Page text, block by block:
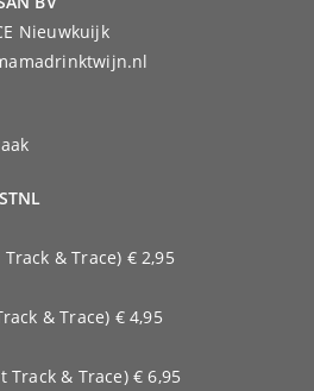
Nieuwkuijk
& Trace) € 2,95
& Trace) € 4,95
Track & Trace) € 6,95